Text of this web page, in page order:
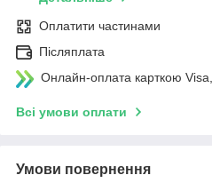
Оплатити частинами
Післяплата
Онлайн-оплата карткою
Всі умови оплати
Умови повернення